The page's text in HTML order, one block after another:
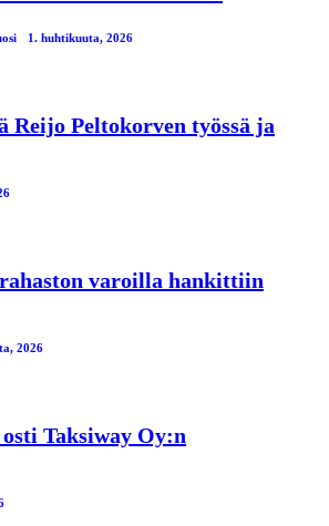
1. huhtikuuta, 2026
Reijo Peltokorven työssä ja
varoilla hankittiin
2026
Taksiway Oy:n